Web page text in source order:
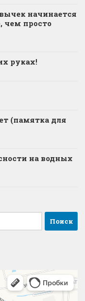
начинается
чем просто
руках!
(памятка для
на водных